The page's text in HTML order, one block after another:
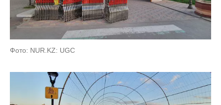
Фото: NUR.KZ: UGC